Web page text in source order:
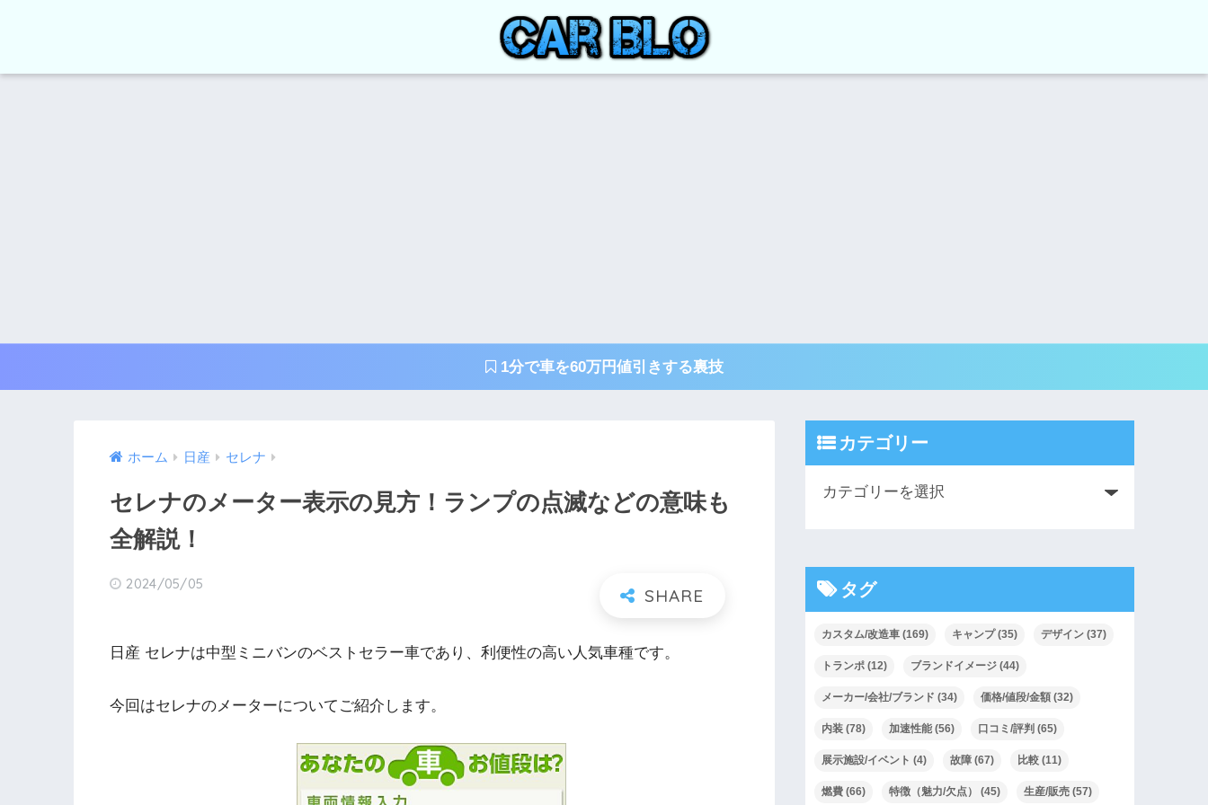
1分で車を60万円値引きする裏技
ホーム 日産 セレナ
セレナのメーター表示の見方！ランプの点滅などの意味も
全解説！
2024/05/05
日産 セレナは中型ミニバンのベストセラー車であり、利便性の高い人気車種です。
今回はセレナのメーターについてご紹介します。
カテゴリー
タグ
カスタム/改造車 (169) キャンプ(35) デザイン (37)
トランポ (12) ブランドイメージ (44)
メーカー/会社/ブランド (34) 価格/値段/金額 (32)
内装 (78) 加速性能 (56) 口コミ/評判 (65)
展示施設/イベント (4) 故障 (67) 比較 (11)
燃費 (66) 特徴（魅力/欠点） (45) 生産/販売 (57)